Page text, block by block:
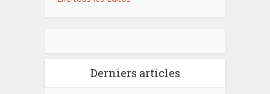
Derniers articles